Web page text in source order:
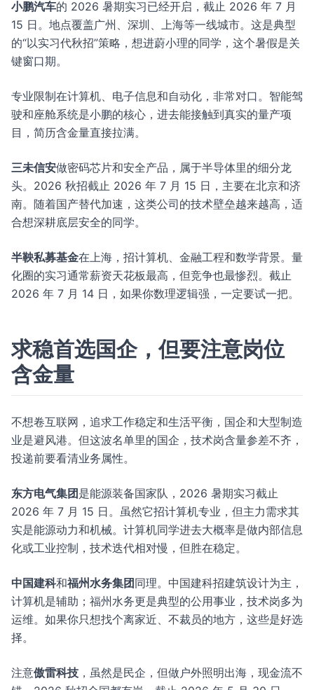
小鹏汽车的 2026 暑期实习已经开启，截止 2026 年 7 月
15 日。地点覆盖广州、深圳、上海等一线城市。这是典型
的“以实习代秋招”策略，想进蔚小理的同学，这个暑假是关
键窗口期。
专业限制在计算机、电子信息和自动化，非常对口。智能驾
驶和座舱系统是小鹏的核心，进去能接触到真实的量产项
目，简历含金量直接拉满。
三未信安做密码芯片和安全产品，属于半导体里的细分龙
头。2026 秋招截止 2026 年 7 月 15 日，主要在北京和济
南。随着国产替代加速，这类公司的技术壁垒越来越高，适
合想深耕底层安全的同学。
半鞅私募基金在上海，招计算机、金融工程和数学背景。量
化圈的实习通常薪资天花板最高，但竞争也最惨烈。截止
2026 年 7 月 14 日，如果你数理逻辑强，一定要试一把。
求稳首选国企，但要注意岗位
含金量
不想卷互联网，追求工作稳定和生活平衡，国企和大型制造
业是避风港。但这波名单里的国企，技术岗含量参差不齐，
投递前要看清业务属性。
东方电气集团 是能源装备国家队，2026 暑期实习截止
2026 年 7 月 15 日。虽然它招计算机专业，但主力需求其
实是能源动力和机械。计算机同学进去大概率是做内部信息
化或工业控制，技术迭代相对慢，但胜在稳定。
中国建科和福州水务集团 同理。中国建科招建筑设计为主，
计算机是辅助；福州水务更是典型的公用事业，技术岗多为
运维。如果你只想找个离家近、不裁员的地方，这些是好选
择。
注意傲雷科技 ，虽然是民企，但做户外照明出海，现金流不